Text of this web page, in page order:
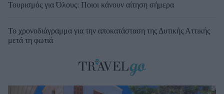
Τουρισμός για Όλους: Ποιοι κάνουν αίτηση σήμερα
Το χρονοδιάγραμμα για την αποκατάσταση της Δυτικής Αττικής
μετά τη φωτιά